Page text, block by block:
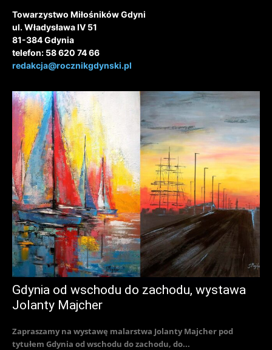
Towarzystwo Miłośników Gdyni
ul. Władysława IV 51
81-384 Gdynia
telefon: 58 620 74 66
redakcja@rocznikgdynski.pl
Gdynia od wschodu do zachodu, wystawa
Jolanty Majcher
Zapraszamy na wystawę malarstwa Jolanty Majcher pod
tytułem Gdynia od wschodu do zachodu, do...